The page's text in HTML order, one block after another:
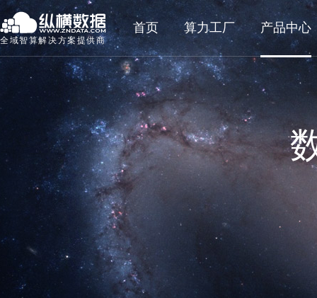
全域智算解决方案提供商
首页 算力工厂 产品中心